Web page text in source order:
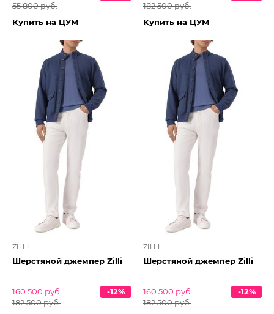
55 800 руб.
Купить на ЦУМ
182 500 руб.
Купить на ЦУМ
ZILLI
Шерстяной джемпер Zilli
160 500 руб.
182 500 руб.
-12%
ZILLI
Шерстяной джемпер Zilli
160 500 руб.
182 500 руб.
-12%